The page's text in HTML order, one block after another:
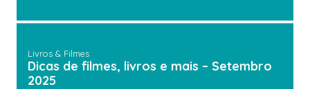
Livros & Filmes
Dicas de filmes, livros e mais – Setembro
2025